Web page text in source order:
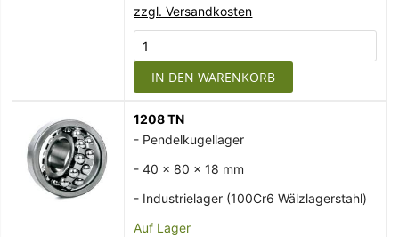
zzgl. Versandkosten
IN DEN WARENKORB
1208 TN
- Pendelkugellager
- 40 x 80 x 18 mm
- Industrielager (100Cr6 Wälzlagerstahl)
Auf Lager